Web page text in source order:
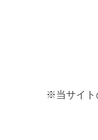
※当サイト